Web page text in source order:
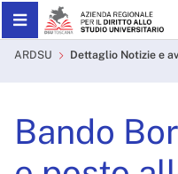
Skip to Main Content
Bando
ARDSU Dettaglio Notizie e
Bando